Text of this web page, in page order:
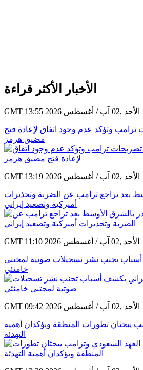
الأخبار الأكثر قراءة
GMT 13:55 2026 الأحد ,02 آب / أغسطس
ترامب وتؤكد عدم وجود اتفاق لإعادة فتح
مضيق هرمز
GMT 13:19 2026 الأحد ,02 آب / أغسطس
بعد تراجع ترامب عن الضربة وتحذيرات
أميركية وتصعيد إيراني
GMT 11:10 2026 الأحد ,02 آب / أغسطس
أسباب تجنب نشر تسجيلات صوتية لمجتبى
خامنئي
GMT 09:42 2026 الأحد ,02 آب / أغسطس
يبحثان تطورات المنطقة ويؤكدان أهمية
التهدئة